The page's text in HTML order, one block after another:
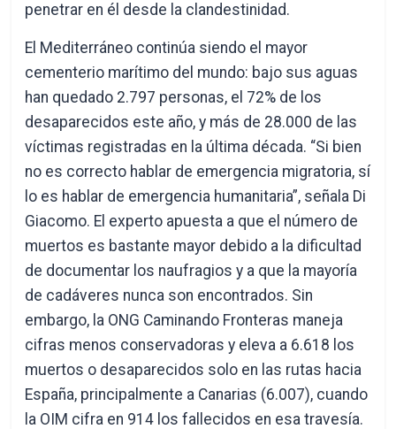
penetrar en él desde la clandestinidad.
El Mediterráneo continúa siendo el mayor
cementerio marítimo del mundo: bajo sus aguas
han quedado 2.797 personas, el 72% de los
desaparecidos este año, y más de 28.000 de las
víctimas registradas en la última década. “Si bien
no es correcto hablar de emergencia migratoria, sí
lo es hablar de emergencia humanitaria”, señala Di
Giacomo. El experto apuesta a que el número de
muertos es bastante mayor debido a la dificultad
de documentar los naufragios y a que la mayoría
de cadáveres nunca son encontrados. Sin
embargo, la ONG Caminando Fronteras maneja
cifras menos conservadoras y eleva a 6.618 los
muertos o desaparecidos solo en las rutas hacia
España, principalmente a Canarias (6.007), cuando
la OIM cifra en 914 los fallecidos en esa travesía.